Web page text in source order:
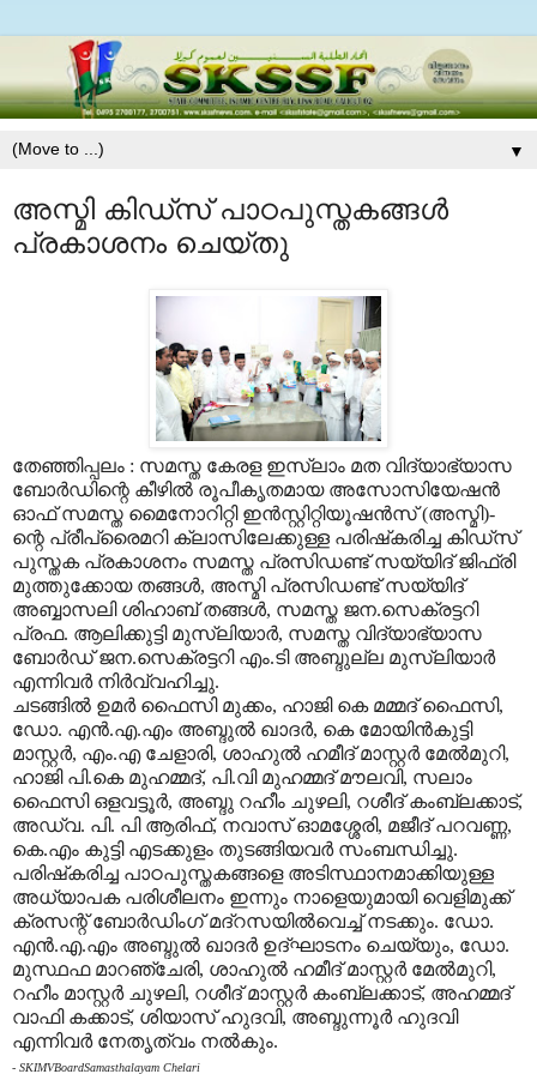
▼
അസ്മി കിഡ്‌സ് പാഠപുസ്തകങ്ങള്‍
പ്രകാശനം ചെയ്തു
തേഞ്ഞിപ്പലം : സമസ്ത കേരള ഇസ്‌ലാം മത വിദ്യാഭ്യാസ
ബോര്‍ഡിന്റെ കീഴില്‍ രൂപീകൃതമായ അസോസിയേഷന്‍
ഓഫ് സമസ്ത മൈനോറിറ്റി ഇന്‍സ്റ്റിറ്റിയൂഷന്‍സ് (അസ്മി)-
ന്റെ പ്രീപ്രൈമറി ക്ലാസിലേക്കുള്ള പരിഷ്‌കരിച്ച കിഡ്‌സ്
പുസ്തക പ്രകാശനം സമസ്ത പ്രസിഡണ്ട് സയ്യിദ് ജിഫ്‌രി
മുത്തുക്കോയ തങ്ങള്‍, അസ്മി പ്രസിഡണ്ട് സയ്യിദ്
അബ്ബാസലി ശിഹാബ് തങ്ങള്‍, സമസ്ത ജന.സെക്രട്ടറി
പ്രഫ. ആലിക്കുട്ടി മുസ്‌ലിയാര്‍, സമസ്ത വിദ്യാഭ്യാസ
ബോര്‍ഡ് ജന.സെക്രട്ടറി എം.ടി അബ്ദുല്ല മുസ്‌ലിയാര്‍
എന്നിവര്‍ നിര്‍വ്വഹിച്ചു.
ചടങ്ങില്‍ ഉമര്‍ ഫൈസി മുക്കം, ഹാജി കെ മമ്മദ് ഫൈസി,
ഡോ. എന്‍.എ.എം അബ്ദുല്‍ ഖാദര്‍, കെ മോയിന്‍കുട്ടി
മാസ്റ്റര്‍, എം.എ ചേളാരി, ശാഹുല്‍ ഹമീദ് മാസ്റ്റര്‍ മേല്‍മുറി,
ഹാജി പി.കെ മുഹമ്മദ്, പി.വി മുഹമ്മദ് മൗലവി, സലാം
ഫൈസി ഒളവട്ടൂര്‍, അബ്ദു റഹീം ചുഴലി, റശീദ് കംബ്ലക്കാട്,
അഡ്വ. പി. പി ആരിഫ്, നവാസ് ഓമശ്ശേരി, മജീദ് പറവണ്ണ,
കെ.എം കുട്ടി എടക്കുളം തുടങ്ങിയവര്‍ സംബന്ധിച്ചു.
പരിഷ്‌കരിച്ച പാഠപുസ്തകങ്ങളെ അടിസ്ഥാനമാക്കിയുള്ള
അധ്യാപക പരിശീലനം ഇന്നും നാളെയുമായി വെളിമുക്ക്
ക്രസന്റ് ബോര്‍ഡിംഗ് മദ്‌റസയില്‍വെച്ച് നടക്കും. ഡോ.
എന്‍.എ.എം അബ്ദുല്‍ ഖാദര്‍ ഉദ്ഘാടനം ചെയ്യും, ഡോ.
മുസ്ഥഫ മാറഞ്ചേരി, ശാഹുല്‍ ഹമീദ് മാസ്റ്റര്‍ മേല്‍മുറി,
റഹീം മാസ്റ്റര്‍ ചുഴലി, റശീദ് മാസ്റ്റര്‍ കംബ്ലക്കാട്, അഹമ്മദ്
വാഫി കക്കാട്, ശിയാസ് ഹുദവി, അബ്ദുന്നൂര്‍ ഹുദവി
എന്നിവര്‍ നേതൃത്വം നല്‍കും.
- SKIMVBoardSamasthalayam Chelari